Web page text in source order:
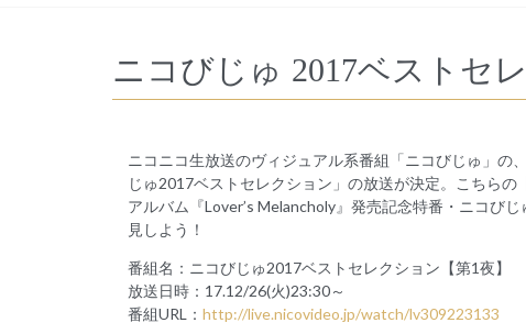
ニコびじゅ 2017ベストセ
ニコニコ生放送のヴィジュアル系番組「ニコびじゅ」
じゅ2017ベストセレクション」の放送が決定。こちら
アルバム『Lover’s Melancholy』発売記念特番・ニコ
見しよう！
番組名：ニコびじゅ2017ベストセレクション【第1夜】
放送日時：17.12/26(火)23:30～
番組URL： http://live.nicovideo.jp/watch/lv309223133